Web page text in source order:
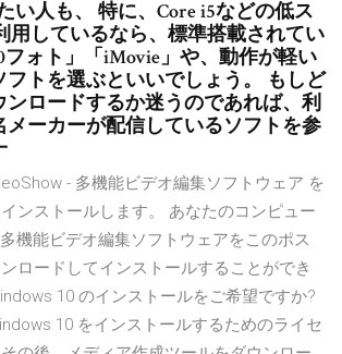
い人も、 特に、Core i5などの低ス
用しているなら、標準搭載されてい
フォト」「iMovie」や、動作が軽い
フトを選ぶといいでしょう。 もしど
ロードするか迷うのであれば、利
メーカーが配信しているソフトを参
- 多機能ビデオ編集ソフトウェア を
ンストールします。 あなたのコンピュー
機能ビデオ編集ソフトウェアをこのポス
ロードしてインストールすることができ
10 のインストールをご希望ですか?
10 をインストールするためのライセ